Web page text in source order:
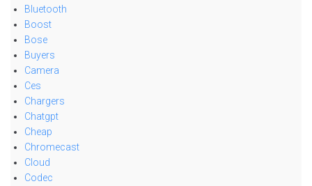
Bluetooth
Boost
Bose
Buyers
Camera
Ces
Chargers
Chatgpt
Cheap
Chromecast
Cloud
Codec